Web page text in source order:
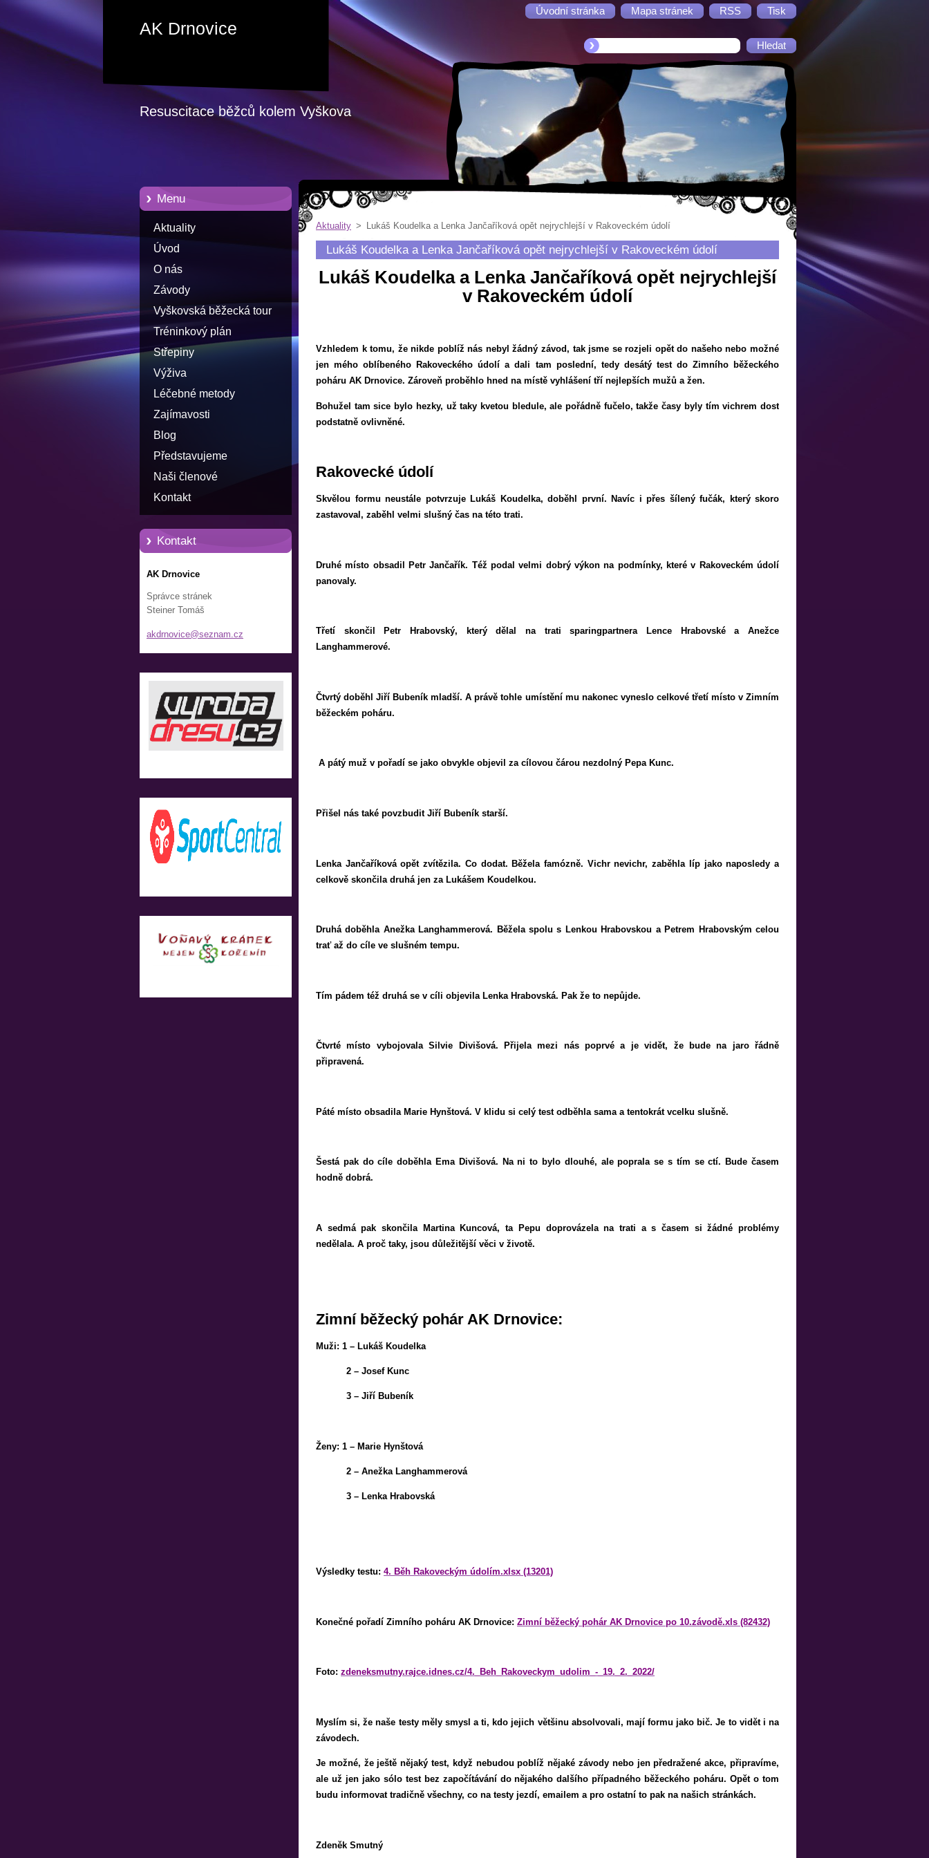
Úvodní stránka Mapa stránek RSS Tisk
AK Drnovice
Resuscitace běžců kolem Vyškova
Menu
Aktuality
Úvod
O nás
Závody
Vyškovská běžecká tour
Tréninkový plán
Střepiny
Výživa
Léčebné metody
Zajímavosti
Blog
Představujeme
Naši členové
Kontakt
Kontakt
AK Drnovice
Správce stránek
Steiner Tomáš
akdrnovice@seznam.cz
Aktuality > Lukáš Koudelka a Lenka Jančaříková opět nejrychlejší v Rakoveckém údolí
Lukáš Koudelka a Lenka Jančaříková opět nejrychlejší v Rakoveckém údolí
Lukáš Koudelka a Lenka Jančaříková opět nejrychlejší
v Rakoveckém údolí
Vzhledem k tomu, že nikde poblíž nás nebyl žádný závod, tak jsme se rozjeli opět do našeho nebo možné
jen mého oblíbeného Rakoveckého údolí a dali tam poslední, tedy desátý test do Zimního běžeckého
poháru AK Drnovice. Zároveň proběhlo hned na místě vyhlášení tří nejlepších mužů a žen.
Bohužel tam sice bylo hezky, už taky kvetou bledule, ale pořádně fučelo, takže časy byly tím vichrem dost
podstatně ovlivněné.
Rakovecké údolí
Skvělou formu neustále potvrzuje Lukáš Koudelka, doběhl první. Navíc i přes šílený fučák, který skoro
zastavoval, zaběhl velmi slušný čas na této trati.
Druhé místo obsadil Petr Jančařík. Též podal velmi dobrý výkon na podmínky, které v Rakoveckém údolí
panovaly.
Třetí skončil Petr Hrabovský, který dělal na trati sparingpartnera Lence Hrabovské a Anežce
Langhammerové.
Čtvrtý doběhl Jiří Bubeník mladší. A právě tohle umístění mu nakonec vyneslo celkové třetí místo v Zimním
běžeckém poháru.
A pátý muž v pořadí se jako obvykle objevil za cílovou čárou nezdolný Pepa Kunc.
Přišel nás také povzbudit Jiří Bubeník starší.
Lenka Jančaříková opět zvítězila. Co dodat. Běžela famózně. Vichr nevichr, zaběhla líp jako naposledy a
celkově skončila druhá jen za Lukášem Koudelkou.
Druhá doběhla Anežka Langhammerová. Běžela spolu s Lenkou Hrabovskou a Petrem Hrabovským celou
trať až do cíle ve slušném tempu.
Tím pádem též druhá se v cíli objevila Lenka Hrabovská. Pak že to nepůjde.
Čtvrté místo vybojovala Silvie Divišová. Přijela mezi nás poprvé a je vidět, že bude na jaro řádně
připravená.
Páté místo obsadila Marie Hynštová. V klidu si celý test odběhla sama a tentokrát vcelku slušně.
Šestá pak do cíle doběhla Ema Divišová. Na ni to bylo dlouhé, ale poprala se s tím se ctí. Bude časem
hodně dobrá.
A sedmá pak skončila Martina Kuncová, ta Pepu doprovázela na trati a s časem si žádné problémy
nedělala. A proč taky, jsou důležitější věci v životě.
Zimní běžecký pohár AK Drnovice:
Muži: 1 – Lukáš Koudelka
2 – Josef Kunc
3 – Jiří Bubeník
Ženy: 1 – Marie Hynštová
2 – Anežka Langhammerová
3 – Lenka Hrabovská
Výsledky testu: 4. Běh Rakoveckým údolím.xlsx (13201)
Konečné pořadí Zimního poháru AK Drnovice: Zimní běžecký pohár AK Drnovice po 10.závodě.xls (82432)
Foto: zdeneksmutny.rajce.idnes.cz/4._Beh_Rakoveckym_udolim_-_19._2._2022/
Myslím si, že naše testy měly smysl a ti, kdo jejich většinu absolvovali, mají formu jako bič. Je to vidět i na
závodech.
Je možné, že ještě nějaký test, když nebudou poblíž nějaké závody nebo jen předražené akce, připravíme,
ale už jen jako sólo test bez započítávání do nějakého dalšího případného běžeckého poháru. Opět o tom
budu informovat tradičně všechny, co na testy jezdí, emailem a pro ostatní to pak na našich stránkách.
Zdeněk Smutný